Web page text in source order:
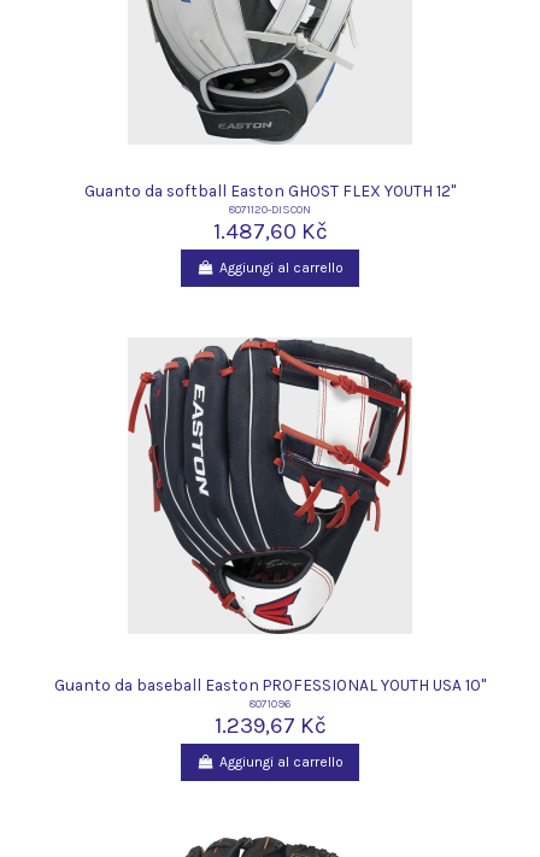
Guanto da softball Easton GHOST FLEX YOUTH 12"
8071120-DISCON
1.487,60 Kč
Aggiungi al carrello
Guanto da baseball Easton PROFESSIONAL YOUTH USA 10"
8071096
1.239,67 Kč
Aggiungi al carrello